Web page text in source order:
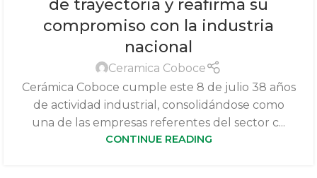
de trayectoria y reafirma su
compromiso con la industria
nacional
Ceramica Coboce
Cerámica Coboce cumple este 8 de julio 38 años
de actividad industrial, consolidándose como
una de las empresas referentes del sector c...
CONTINUE READING